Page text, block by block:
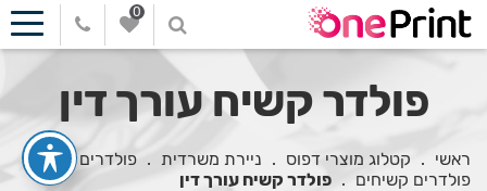
0
פולדר קשיח עורך דין
ראשי . קטלוג מוצרי דפוס . ניירת משרדית . פולדרים .
פולדרים קשיחים . פולדר קשיח עורך דין